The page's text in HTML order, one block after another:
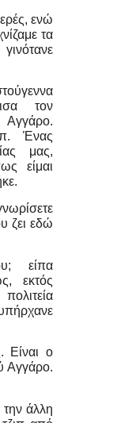
ενώ
τα
τον
Ένας
μας,
είμαι
ζει εδώ
είπα
εκτός
Είναι ο
Αγγάρο.
άλλη